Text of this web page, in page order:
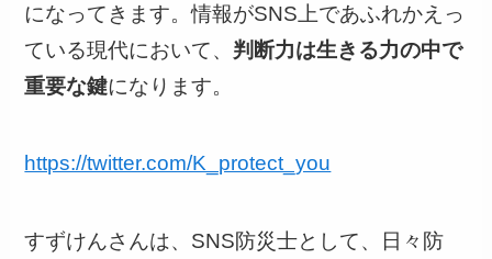
になってきます。情報がSNS上であふれかえっ
ている現代において、 判断力は生きる力の中で
重要な鍵になります。
https://twitter.com/K_protect_you
すずけんさんは、SNS防災士として、日々防